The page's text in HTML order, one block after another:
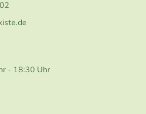
- 18:30 Uhr